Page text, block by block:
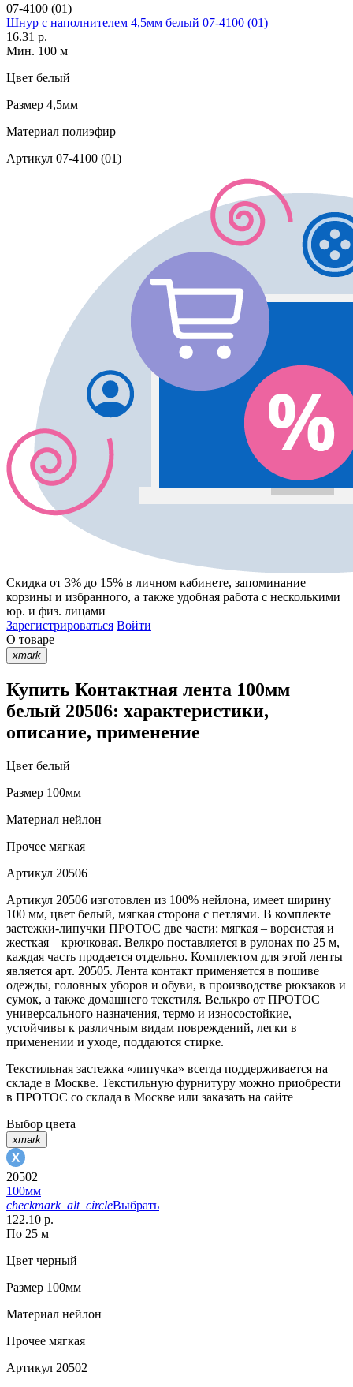
07-4100 (01)
Шнур с наполнителем 4,5мм белый 07-4100 (01)
16.31 р.
Мин. 100 м
Цвет белый
Размер 4,5мм
Материал полиэфир
Артикул 07-4100 (01)
Скидка от 3% до 15% в личном кабинете, запоминание
корзины и избранного, а также удобная работа с несколькими
юр. и физ. лицами
Зарегистрироваться Войти
О товаре
xmark
Купить Контактная лента 100мм
белый 20506: характеристики,
описание, применение
Цвет белый
Размер 100мм
Материал нейлон
Прочее мягкая
Артикул 20506
Артикул 20506 изготовлен из 100% нейлона, имеет ширину
100 мм, цвет белый, мягкая сторона с петлями. В комплекте
застежки-липучки ПРОТОС две части: мягкая – ворсистая и
жесткая – крючковая. Велкро поставляется в рулонах по 25 м,
каждая часть продается отдельно. Комплектом для этой ленты
является арт. 20505. Лента контакт применяется в пошиве
одежды, головных уборов и обуви, в производстве рюкзаков и
сумок, а также домашнего текстиля. Велькро от ПРОТОС
универсального назначения, термо и износостойкие,
устойчивы к различным видам повреждений, легки в
применении и уходе, поддаются стирке.
Текстильная застежка «липучка» всегда поддерживается на
складе в Москве. Текстильную фурнитуру можно приобрести
в ПРОТОС со склада в Москве или заказать на сайте
Выбор цвета
xmark
20502
100мм
checkmark_alt_circleВыбрать
122.10 р.
По 25 м
Цвет черный
Размер 100мм
Материал нейлон
Прочее мягкая
Артикул 20502